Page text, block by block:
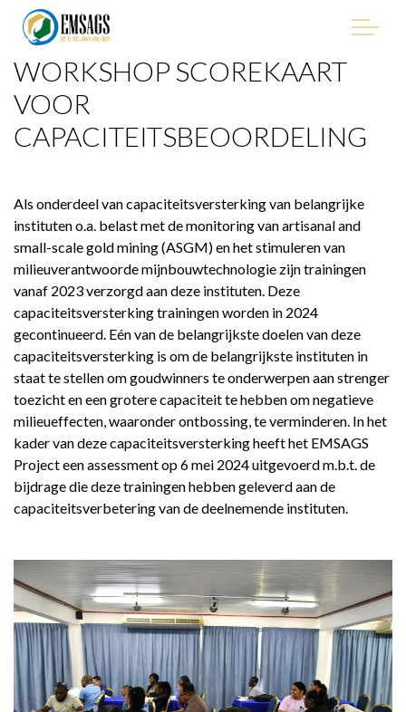
"Improving Environmental Management in the Mining
Sector of Suriname, with Emphasis on Artisanal and Small-
Scale Gold Mining (ASGM)" - EMSAGS Project
HET PROJECT
WIE WE ZIJN
WIE IS BETROKKEN
PROCUREMENT
REGIONAL CONFERENCE
CONTACT
WORKSHOP SCOREKAART
VOOR
CAPACITEITSBEOORDELING
Als onderdeel van capaciteitsversterking van belangrijke
instituten o.a. belast met de monitoring van artisanal and
small-scale gold mining (ASGM) en het stimuleren van
milieuverantwoorde mijnbouwtechnologie zijn trainingen
vanaf 2023 verzorgd aan deze instituten. Deze
capaciteitsversterking trainingen worden in 2024
gecontinueerd. Eén van de belangrijkste doelen van deze
capaciteitsversterking is om de belangrijkste instituten in
staat te stellen om goudwinners te onderwerpen aan strenger
toezicht en een grotere capaciteit te hebben om negatieve
milieueffecten, waaronder ontbossing, te verminderen. In het
kader van deze capaciteitsversterking heeft het EMSAGS
Project een assessment op 6 mei 2024 uitgevoerd m.b.t. de
bijdrage die deze trainingen hebben geleverd aan de
capaciteitsverbetering van de deelnemende instituten.